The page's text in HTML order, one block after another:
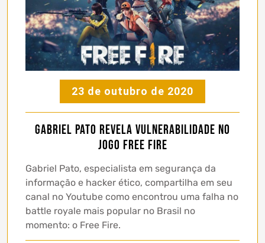
23 de outubro de 2020
Gabriel Pato revela vulnerabilidade no
jogo Free Fire
Gabriel Pato, especialista em segurança da
informação e hacker ético, compartilha em seu
canal no Youtube como encontrou uma falha no
battle royale mais popular no Brasil no
momento: o Free Fire.